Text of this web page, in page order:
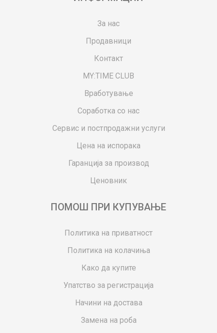
За нас
Продавници
Контакт
MY:TIME CLUB
Вработување
Соработка со нас
Сервис и постпродажни услуги
Цена на испорака
Гаранција за производ
Ценовник
ПОМОШ ПРИ КУПУВАЊЕ
Политика на приватност
Политика на колачиња
Како да купите
Упатство за регистрација
Начини на достава
Замена на роба